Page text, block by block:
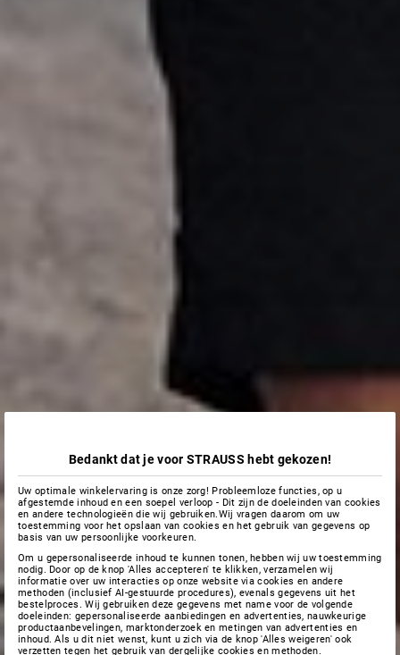
Bedankt dat je voor STRAUSS hebt gekozen!
Uw optimale winkelervaring is onze zorg! Probleemloze functies, op u
afgestemde inhoud en een soepel verloop - Dit zijn de doeleinden van cookies
en andere technologieën die wij gebruiken.Wij vragen daarom om uw
toestemming voor het opslaan van cookies en het gebruik van gegevens op
basis van uw persoonlijke voorkeuren.
Om u gepersonaliseerde inhoud te kunnen tonen, hebben wij uw toestemming
nodig. Door op de knop 'Alles accepteren' te klikken, verzamelen wij
informatie over uw interacties op onze website via cookies en andere
methoden (inclusief AI-gestuurde procedures), evenals gegevens uit het
bestelproces. Wij gebruiken deze gegevens met name voor de volgende
doeleinden: gepersonaliseerde aanbiedingen en advertenties, nauwkeurige
productaanbevelingen, marktonderzoek en metingen van advertenties en
inhoud. Als u dit niet wenst, kunt u zich via de knop 'Alles weigeren' ook
verzetten tegen het gebruik van dergelijke cookies en methoden.